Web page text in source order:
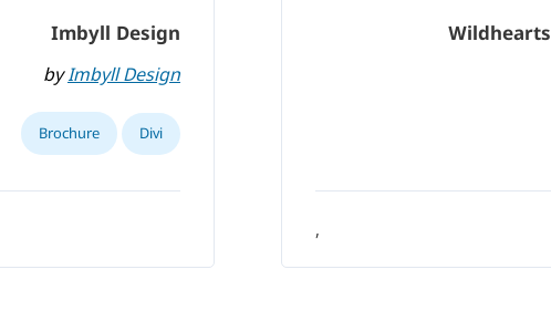
,
Imbyll Design
byImbyll Design
Divi
Brochure